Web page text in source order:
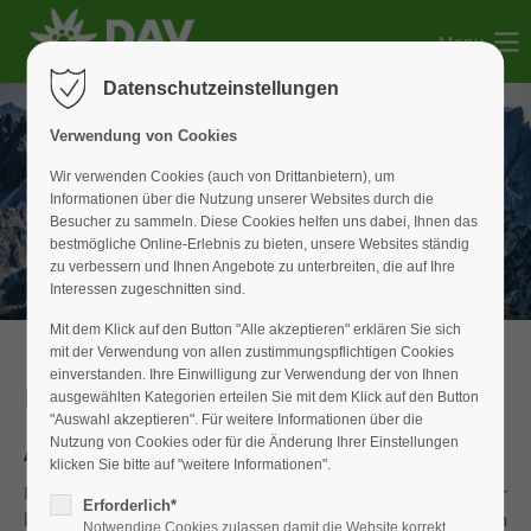
Der Eintrag "offcanvas-col2" existiert leider nicht.
Der Eintrag "offcanvas-col3" existiert leider nicht.
Der Eintrag "offcanvas-col4" existiert leider nicht.
Menu
Newsletter
Abmelden
Möchten Sie unseren Newsletter nicht mehr erhalten? Hier
können Sie sich ganz einfach abmelden. Sie verpassen
Datenschutzeinstellungen
Verwendung von Cookies
Wir verwenden Cookies (auch von Drittanbietern), um
Informationen über die Nutzung unserer Websites durch die
Besucher zu sammeln. Diese Cookies helfen uns dabei, Ihnen das
bestmögliche Online-Erlebnis zu bieten, unsere Websites ständig
zu verbessern und Ihnen Angebote zu unterbreiten, die auf Ihre
Interessen zugeschnitten sind.
Mit dem Klick auf den Button "Alle akzeptieren" erklären Sie sich
mit der Verwendung von allen zustimmungspflichtigen Cookies
einverstanden. Ihre Einwilligung zur Verwendung der von Ihnen
ausgewählten Kategorien erteilen Sie mit dem Klick auf den Button
"Auswahl akzeptieren". Für weitere Informationen über die
Nutzung von Cookies oder für die Änderung Ihrer Einstellungen
klicken Sie bitte auf "weitere Informationen".
Erforderlich*
Notwendige Cookies zulassen damit die Website korrekt